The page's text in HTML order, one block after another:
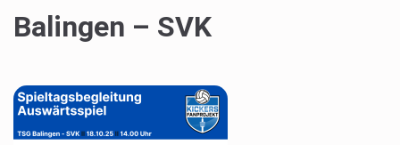
Balingen – SVK